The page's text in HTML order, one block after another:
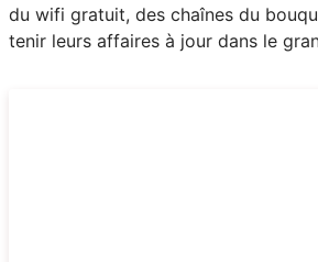
du wifi gratuit, des chaînes du
tenir leurs affaires à jour dans le